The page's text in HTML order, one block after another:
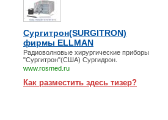
Сургитрон(SURGITRON)
фирмы ELLMAN
Радиоволновые хирургические приборы
"Сургитрон"(США) Сургидрон.
www.rosmed.ru
Как разместить здесь тизер?